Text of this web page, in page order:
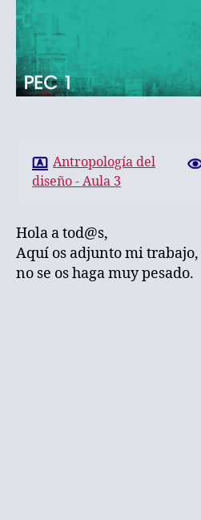
Antropología del
diseño - Aula 3
Hola a tod@s,
Aquí os adjunto mi trabajo,
no se os haga muy pesado.